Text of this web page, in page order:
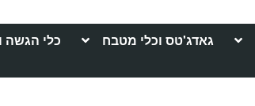
גאדג'טס וכלי מטבח כלי הגשה